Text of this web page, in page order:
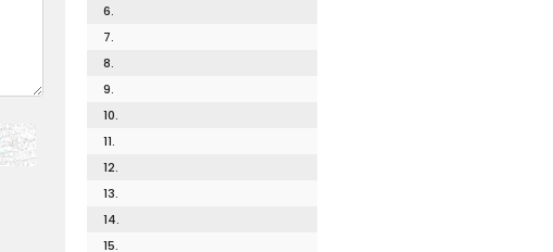
6.
7.
8.
9.
10.
11.
12.
13.
14.
15.